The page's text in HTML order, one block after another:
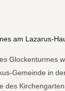
am Lazarus-
Glockenturmes
Gemeinde in
des